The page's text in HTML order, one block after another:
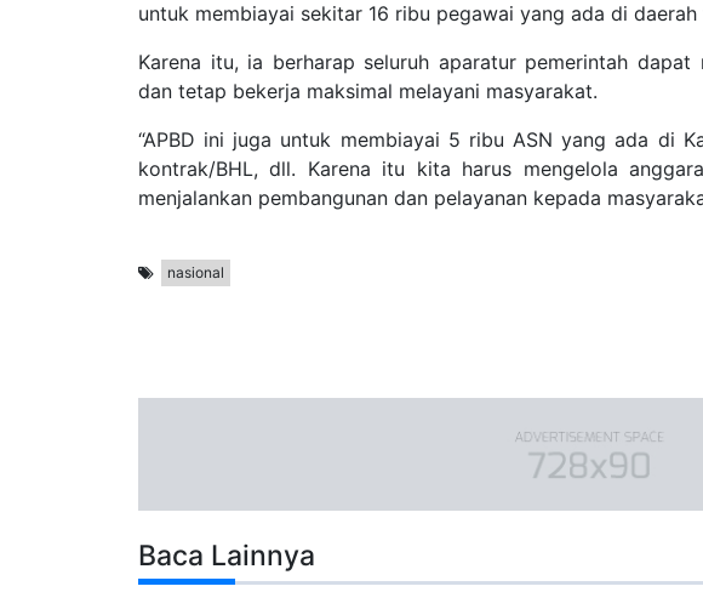
untuk membiayai sekitar 16 ribu pegawai yang ada di daerah
Karena itu, ia berharap seluruh aparatur pemerintah dapat
dan tetap bekerja maksimal melayani masyarakat.
“APBD ini juga untuk membiayai 5 ribu ASN yang ada di
kontrak/BHL, dll. Karena itu kita harus mengelola
menjalankan pembangunan dan pelayanan kepada
nasional
Baca Lainnya